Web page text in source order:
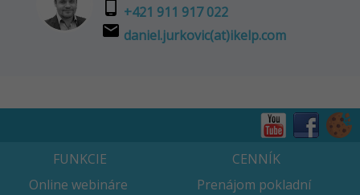
phone_android +421 911 917 022
email daniel.jurkovic(at)ikelp.com
FUNKCIE
Online webináre
CENNÍK
Prenájom pokladní